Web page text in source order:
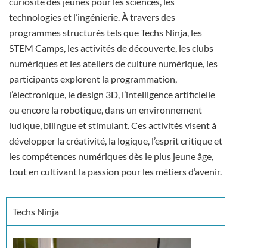
technologies et l’ingénierie. À travers des
programmes structurés tels que Techs Ninja, les
STEM Camps, les activités de découverte, les clubs
numériques et les ateliers de culture numérique, les
participants explorent la programmation,
l’électronique, le design 3D, l’intelligence artificielle
ou encore la robotique, dans un environnement
ludique, bilingue et stimulant. Ces activités visent à
développer la créativité, la logique, l’esprit critique et
les compétences numériques dès le plus jeune âge,
tout en cultivant la passion pour les métiers d’avenir.
Techs Ninja